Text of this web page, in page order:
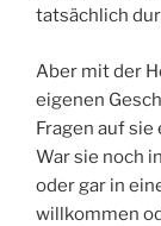
tatsächlich
Aber mit der
eigenen
Fragen auf
War sie noch
oder gar in
willkommen